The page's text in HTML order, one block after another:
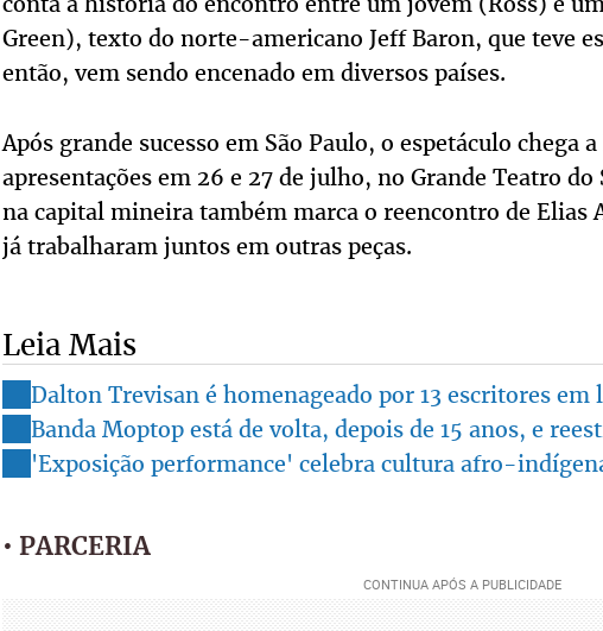
Green), texto do norte-americano Jeff Baron, que teve
então, vem sendo encenado em diversos países.
Após grande sucesso em São Paulo, o espetáculo chega
apresentações em 26 e 27 de julho, no Grande Teatro
na capital mineira também marca o reencontro de Elias
já trabalharam juntos em outras peças.
Leia Mais
Dalton Trevisan é homenageado por 13 escritores em
Banda Moptop está de volta, depois de 15 anos, e
'Exposição performance' celebra cultura afro-
• PARCERIA